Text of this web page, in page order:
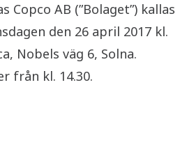
Copco AB (”Bolaget”) kallas
den 26 april 2017 kl.
Nobels väg 6, Solna.
från kl. 14.30.